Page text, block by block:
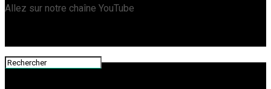
Allez sur notre chaîne YouTube